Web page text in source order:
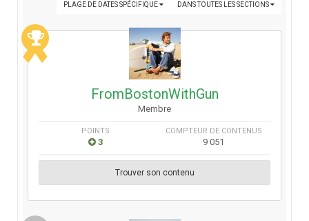
DANS TOUTES LES SECTIONS
PLAGE DE DATES SPÉCIFIQUE
FromBostonWithGun
Membre
POINTS
3
COMPTEUR DE CONTENUS
9 051
Trouver son contenu